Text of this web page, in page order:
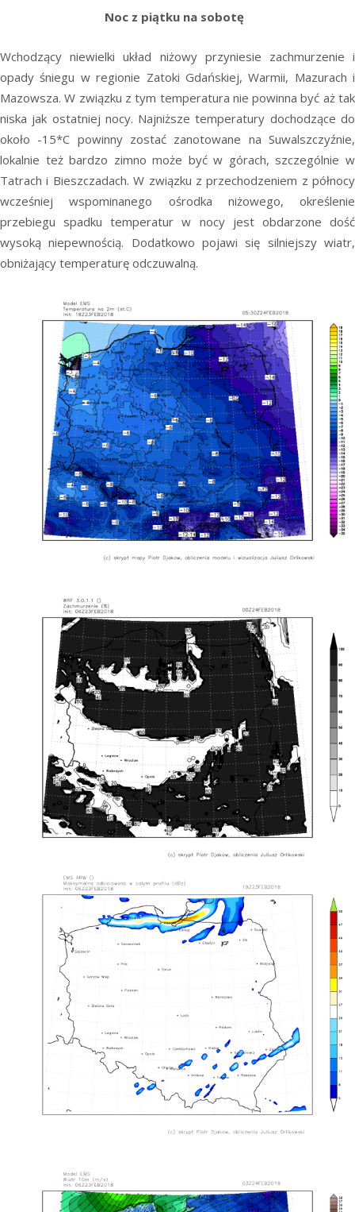
Noc z piątku na sobotę
Wchodzący niewielki układ niżowy przyniesie zachmurzenie i
opady śniegu w regionie Zatoki Gdańskiej, Warmii, Mazurach i
Mazowsza. W związku z tym temperatura nie powinna być aż tak
niska jak ostatniej nocy. Najniższe temperatury dochodzące do
około -15*C powinny zostać zanotowane na Suwalszczyźnie,
lokalnie też bardzo zimno może być w górach, szczególnie w
Tatrach i Bieszczadach. W związku z przechodzeniem z północy
wcześniej wspominanego ośrodka niżowego, określenie
przebiegu spadku temperatur w nocy jest obdarzone dość
wysoką niepewnością. Dodatkowo pojawi się silniejszy wiatr,
obniżający temperaturę odczuwalną.